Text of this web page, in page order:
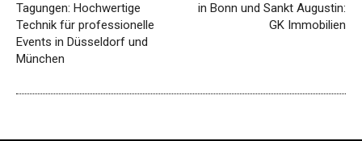
Tagungen: Hochwertige
Technik für professionelle
Events in Düsseldorf und
München
in Bonn und Sankt Augustin:
GK Immobilien